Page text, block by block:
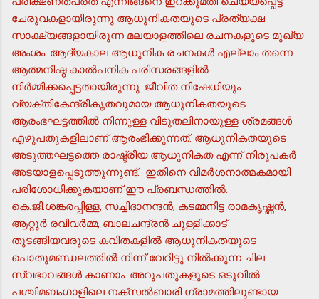
ചേരുവകളായിരുന്നു ആധുനികതയുടെ പ്രത്യക്ഷ
സാക്ഷ്യങ്ങളായിരുന്ന മലയാളത്തിലെ രചനകളുടെ മുഖ്യ
അംശം. ആദ്യകാല ആധുനിക രചനകള്‍ എല്ലാം തന്നെ
ആത്മനിഷ്ഠ കാല്‍പനിക പരിസരങ്ങളില്‍
നിര്‍മ്മിക്കപ്പെട്ടതായിരുന്നു. ജീവിത നിഷേധിയും
വ്യക്തികേന്ദ്രീകൃതവുമായ ആധുനികതയുടെ
ആരംഭഘട്ടത്തില്‍ നിന്നുള്ള വിടുതലിനായുള്ള ശ്രമങ്ങള്‍
എഴുപതുകളിലാണ് ആരംഭിക്കുന്നത്. ആധുനികതയുടെ
അടുത്തഘട്ടത്തെ രാഷ്ട്രീയ ആധുനികത എന്ന് നിരൂപകര്‍
അടയാളപ്പെടുത്തുന്നുണ്ട്. ഇതിനെ വിമര്‍ശനാത്മകമായി
പരിശോധിക്കുകയാണ് ഈ പ്രബന്ധത്തില്‍.
കെ.ജി.ശങ്കരപ്പിള്ള, സച്ചിദാനന്ദന്‍, കടമ്മനിട്ട രാമകൃഷ്ണന്‍,
ആറ്റൂര്‍ രവിവര്‍മ്മ, ബാലചന്ദ്രന്‍ ചുള്ളിക്കാട്
തുടങ്ങിയവരുടെ കവിതകളില്‍ ആധുനികതയുടെ
പൊതുമണ്ഡലത്തില്‍ നിന്ന് വേറിട്ടു നില്‍ക്കുന്ന ചില
സ്വഭാവങ്ങള്‍ കാണാം. അറുപതുകളുടെ ഒടുവില്‍
പശ്ചിമബംഗാളിലെ നക്സല്‍ബാരി ഗ്രാമത്തിലുണ്ടായ